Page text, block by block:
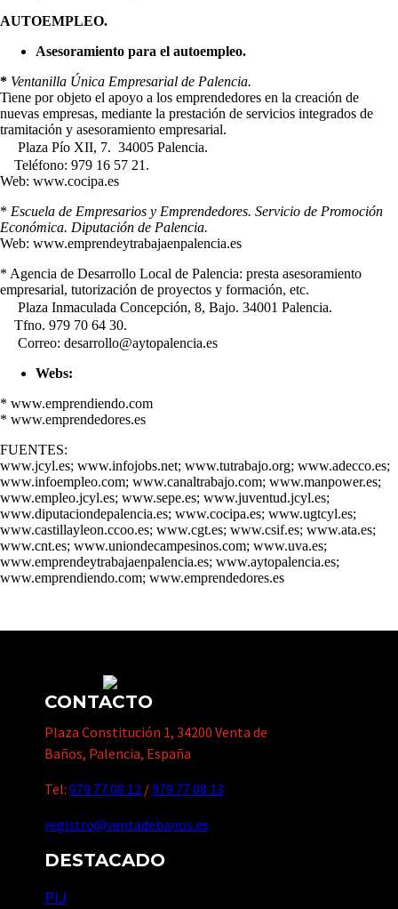
AUTOEMPLEO.
Asesoramiento para el autoempleo.
* Ventanilla Única Empresarial de Palencia.
Tiene por objeto el apoyo a los emprendedores en la creación de
nuevas empresas, mediante la prestación de servicios integrados de
tramitación y asesoramiento empresarial.
Plaza Pío XII, 7. 34005 Palencia.
Teléfono: 979 16 57 21.
Web: www.cocipa.es
* Escuela de Empresarios y Emprendedores. Servicio de Promoción
Económica. Diputación de Palencia.
Web: www.emprendeytrabajaenpalencia.es
* Agencia de Desarrollo Local de Palencia: presta asesoramiento
empresarial, tutorización de proyectos y formación, etc.
Plaza Inmaculada Concepción, 8, Bajo. 34001 Palencia.
Tfno. 979 70 64 30.
Correo: desarrollo@aytopalencia.es
Webs:
* www.emprendiendo.com
* www.emprendedores.es
FUENTES:
www.jcyl.es; www.infojobs.net; www.tutrabajo.org; www.adecco.es;
www.infoempleo.com; www.canaltrabajo.com; www.manpower.es;
www.empleo.jcyl.es; www.sepe.es; www.juventud.jcyl.es;
www.diputaciondepalencia.es; www.cocipa.es; www.ugtcyl.es;
www.castillayleon.ccoo.es; www.cgt.es; www.csif.es; www.ata.es;
www.cnt.es; www.uniondecampesinos.com; www.uva.es;
www.emprendeytrabajaenpalencia.es; www.aytopalencia.es;
www.emprendiendo.com; www.emprendedores.es
CONTACTO
Plaza Constitución 1, 34200 Venta de
Baños, Palencia, España
Tel: 979 77 08 12 /979 77 08 13
registro@ventadebanos.es
DESTACADO
PIJ